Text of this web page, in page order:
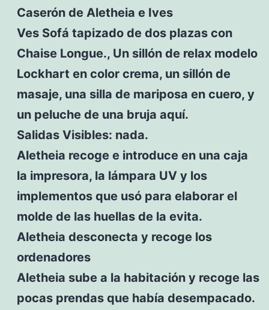
Caserón de Aletheia e Ives
Ves Sofá tapizado de dos plazas con
Chaise Longue., Un sillón de relax modelo
Lockhart en color crema, un sillón de
masaje, una silla de mariposa en cuero, y
un peluche de una bruja aquí.
Salidas Visibles: nada.
Aletheia recoge e introduce en una caja
la impresora, la lámpara UV y los
implementos que usó para elaborar el
molde de las huellas de la evita.
Aletheia desconecta y recoge los
ordenadores
Aletheia sube a la habitación y recoge las
pocas prendas que había desempacado.